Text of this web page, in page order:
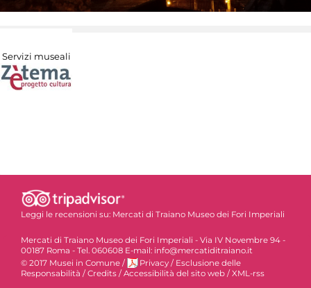
Servizi museali
Leggi le recensioni su: Mercati di Traiano Museo dei Fori Imperiali
Mercati di Traiano Museo dei Fori Imperiali - Via IV Novembre 94 -
00187 Roma - Tel. 060608 E-mail: info@mercatiditraiano.it
© 2017 Musei in Comune / Privacy / Esclusione delle
Responsabilità /Credits /Accessibilità del sito web /XML-rss